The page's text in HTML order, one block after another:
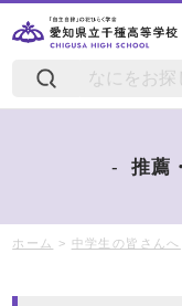
推薦
ホーム > 中学生の皆さんへ